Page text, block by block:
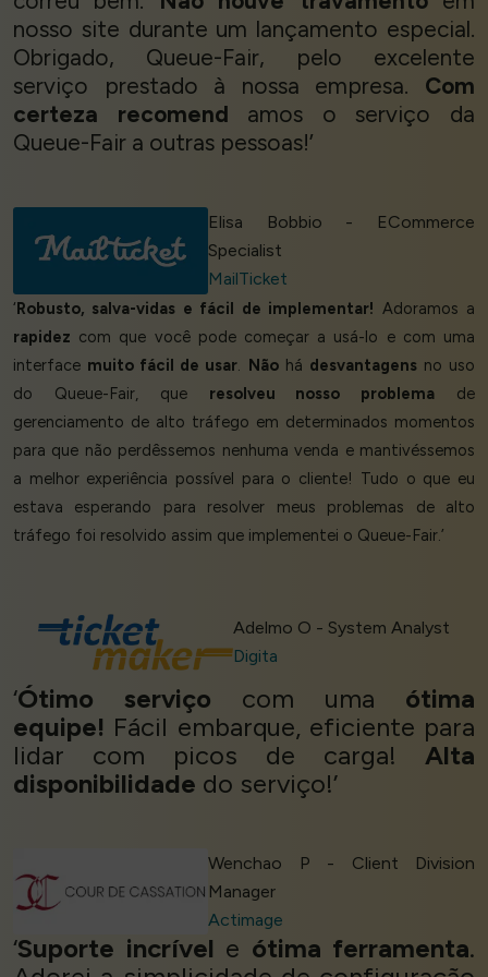
nosso site durante um lançamento especial.
Obrigado, Queue-Fair, pelo excelente
serviço prestado à nossa empresa. Com
certeza recomend amos o serviço da
Queue-Fair a outras pessoas!’
Elisa Bobbio - ECommerce
Specialist
MailTicket
‘Robusto, salva-vidas e fácil de implementar! Adoramos a
rapidez com que você pode começar a usá-lo e com uma
interface muito fácil de usar. Nãohá desvantagensno uso
do Queue-Fair, que resolveu nosso problema de
gerenciamento de alto tráfego em determinados momentos
para que não perdêssemos nenhuma venda e mantivéssemos
a melhor experiência possível para o cliente! Tudo o que eu
estava esperando para resolver meus problemas de alto
tráfego foi resolvido assim que implementei o Queue-Fair.’
Adelmo O - System Analyst
Digita
‘Ótimo serviço com uma ótima
equipe! Fácil embarque, eficiente para
lidar com picos de carga! Alta
disponibilidade do serviço!’
Wenchao P - Client Division
Manager
Actimage
‘Suporte incrível e ótima ferramenta.